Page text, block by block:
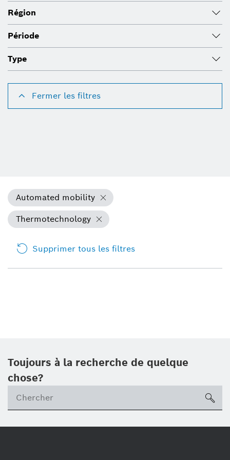
Région
Période
Type
Fermer les filtres
Automated mobility
Thermotechnology
Supprimer tous les filtres
Toujours à la recherche de quelque
chose?